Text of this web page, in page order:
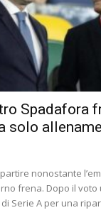
Spadafora
solo
nonostante
frena. Dopo il voto
Serie A per una